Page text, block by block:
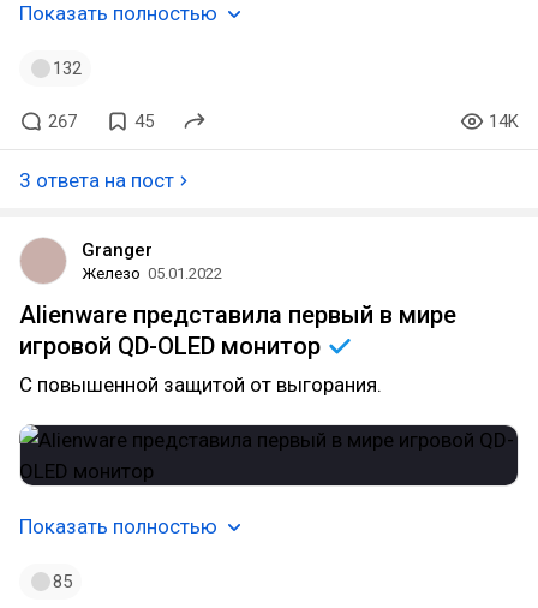
Показать полностью
132
267 45 14K
3 ответа на пост
Granger
Железо 05.01.2022
Alienware представила первый в мире
игровой QD-OLED монитор
С повышенной защитой от выгорания.
Показать полностью
85